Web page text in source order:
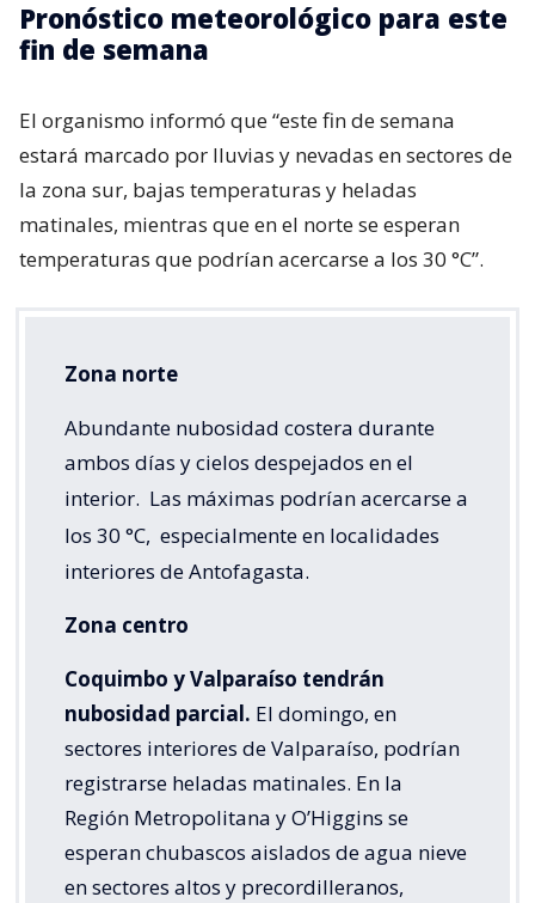
Pronóstico meteorológico para este
fin de semana
El organismo informó que “este fin de semana
estará marcado por lluvias y nevadas en sectores de
la zona sur, bajas temperaturas y heladas
matinales, mientras que en el norte se esperan
temperaturas que podrían acercarse a los 30 °C”.
Zona norte
Abundante nubosidad costera durante
ambos días y cielos despejados en el
interior. Las máximas podrían acercarse a
los 30 °C, especialmente en localidades
interiores de Antofagasta.
Zona centro
Coquimbo y Valparaíso tendrán
nubosidad parcial. El domingo, en
sectores interiores de Valparaíso, podrían
registrarse heladas matinales. En la
Región Metropolitana y O’Higgins se
esperan chubascos aislados de agua nieve
en sectores altos y precordilleranos,